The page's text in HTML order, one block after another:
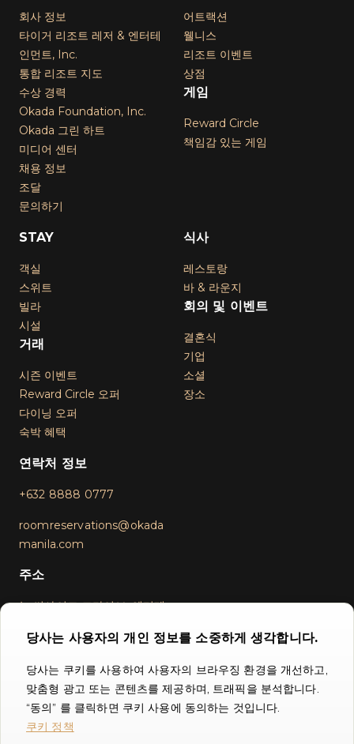
회사 정보
타이거 리조트 레저 & 엔터테
인먼트, Inc.
통합 리조트 지도
수상 경력
Okada Foundation, Inc.
Okada 그린 하트
미디어 센터
채용 정보
조달
문의하기
어트랙션
웰니스
리조트 이벤트
상점
게임
Reward Circle
책임감 있는 게임
STAY
객실
스위트
빌라
시설
거래
시즌 이벤트
Reward Circle 오퍼
다이닝 오퍼
숙박 혜택
식사
레스토랑
바 & 라운지
회의 및 이벤트
결혼식
기업
소셜
장소
연락처 정보
+632 8888 0777
roomreservations@okada
manila.com
주소
뉴 씨사이드 드라이브, 엔터테
시티 파라냐케 시티, 1701,
메트로 마닐라, 필리핀
당사는 사용자의 개인 정보를 소중하게 생각합니다.
당사는 쿠키를 사용하여 사용자의 브라우징 환경을 개선하고,
맞춤형 광고 또는 콘텐츠를 제공하며, 트래픽을 분석합니다.
“동의” 를 클릭하면 쿠키 사용에 동의하는 것입니다.
쿠키 정책